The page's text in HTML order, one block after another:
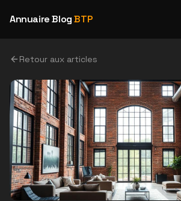
Annuaire BlogBTP
Retour aux articles